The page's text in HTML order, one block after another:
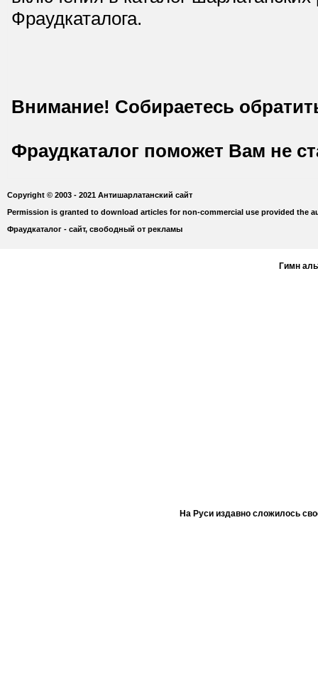
Фраудкаталога.
Внимание! Собираетесь
Фраудкаталог поможет Вам не
Copyright © 2003 - 2021 Антишарлатанский сайт
Permission is granted to download articles for non-commercial use provided the
Фраудкаталог - сайт, свободный от рекламы
Гимн
На Руси издавно сложилось